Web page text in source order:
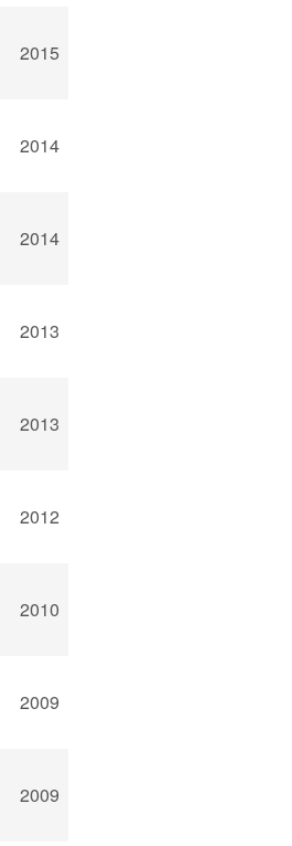
2015
2014
2014
2013
2013
2012
2010
2009
2009